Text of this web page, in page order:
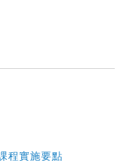
程實施要點